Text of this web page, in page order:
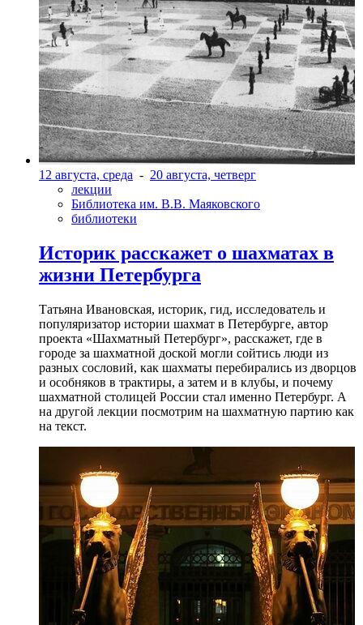
12 августа, среда - 20 августа, четверг
лекции
Библиотека им. В.В. Маяковского
библиотеки
Историк расскажет о шахматах в
жизни Петербурга
Татьяна Ивановская, историк, гид, исследователь и
популяризатор истории шахмат в Петербурге, автор
проекта «Шахматный Петербург», расскажет, где в
городе за шахматной доской могли сойтись люди из
разных сословий, как шахматы перебирались из дворцов
и особняков в трактиры, а затем и в клубы, и почему
шахматной столицей России стал именно Петербург. А
на другой лекции посмотрим на шахматную партию как
на текст.